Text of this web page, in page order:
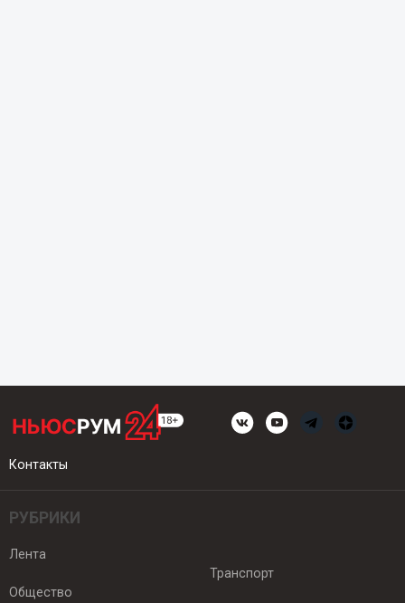
Контакты
РУБРИКИ
Лента
Общество
Транспорт